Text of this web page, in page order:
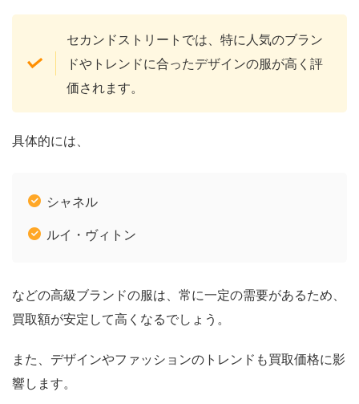
セカンドストリートでは、特に人気のブラン
ドやトレンドに合ったデザインの服が高く評
価されます。
具体的には、
シャネル
ルイ・ヴィトン
などの高級ブランドの服は、常に一定の需要があるため、
買取額が安定して高くなるでしょう。
また、デザインやファッションのトレンドも買取価格に影
響します。